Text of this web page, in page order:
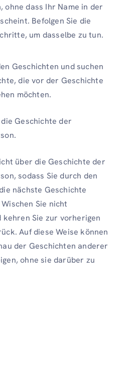
ohne dass Ihr Name in der
Befolgen Sie die
um dasselbe zu tun.
Geschichten und suchen
die vor der Geschichte
möchten.
Geschichte der
über die Geschichte der
sodass Sie durch den
nächste Geschichte
Sie nicht
kehren Sie zur vorherigen
Auf diese Weise können
der Geschichten anderer
ohne sie darüber zu